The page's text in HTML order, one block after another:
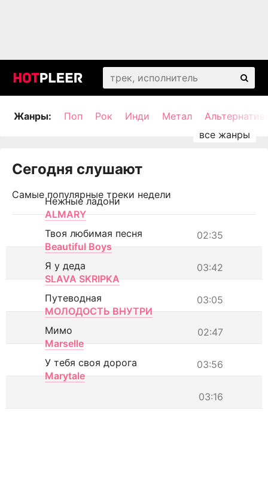
Жанры: Поп Рок Инди Метал
Сегодня слушают
Самые популярные треки недели
Нежные ладони
ALMARY
02:35
Твоя любимая песня
Beautiful Boys
03:42
Я у деда
SLAVA SKRIPKA
03:05
Путеводная
МОЛОДОСТЬ ВНУТРИ
02:47
Мимо
Marselle
03:56
У тебя своя дорога
Marytale
03:16